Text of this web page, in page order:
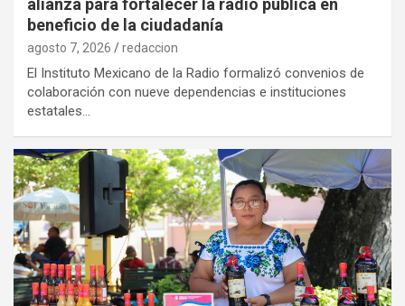
beneficio de la ciudadanía
agosto 7, 2026 redaccion
El Instituto Mexicano de la Radio formalizó convenios de
colaboración con nueve dependencias e instituciones
estatales…